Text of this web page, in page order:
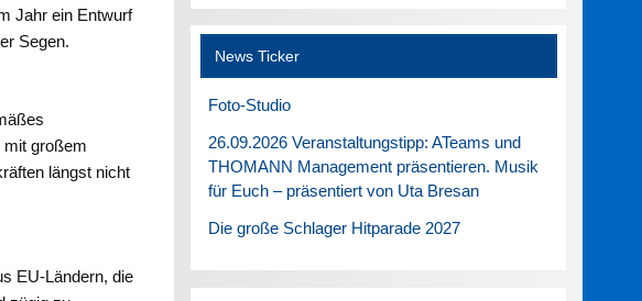
Jahr ein Entwurf
Segen.
mit großem
längst nicht
EU-Ländern, die
News Ticker
Foto-Studio
26.09.2026 Veranstaltungstipp: ATeams und
THOMANN Management präsentieren. Musik
für Euch – präsentiert von Uta Bresan
Die große Schlager Hitparade 2027